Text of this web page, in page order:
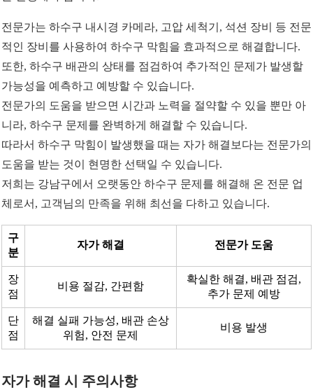
전문가는 하수구 내시경 카메라, 고압 세척기, 석션 장비 등 전문
적인 장비를 사용하여 하수구 막힘을 효과적으로 해결합니다.
또한, 하수구 배관의 상태를 점검하여 추가적인 문제가 발생할
가능성을 예측하고 예방할 수 있습니다.
전문가의 도움을 받으면 시간과 노력을 절약할 수 있을 뿐만 아
니라, 하수구 문제를 완벽하게 해결할 수 있습니다.
따라서 하수구 막힘이 발생했을 때는 자가 해결보다는 전문가의
도움을 받는 것이 현명한 선택일 수 있습니다.
저희는 강남구에서 오랫동안 하수구 문제를 해결해 온 전문 업
체로서, 고객님의 만족을 위해 최선을 다하고 있습니다.
구
분
자가 해결 전문가 도움
장
점
비용 절감, 간편함
확실한 해결, 배관 점검,
추가 문제 예방
단
점
해결 실패 가능성, 배관 손상
위험, 안전 문제
비용 발생
자가 해결 시 주의사항